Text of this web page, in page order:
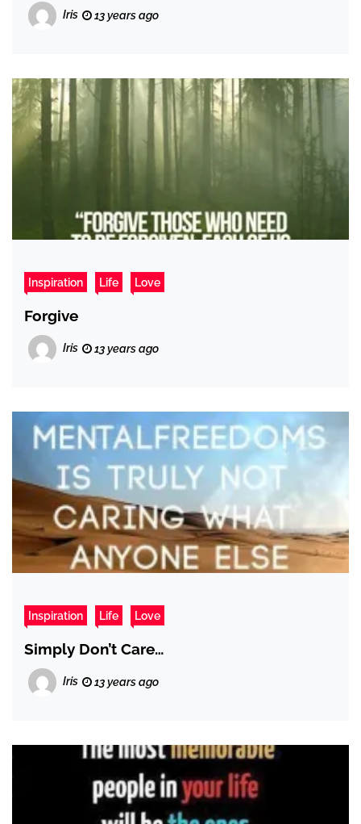
Iris 13 years ago
Inspiration Life Love
Forgive
Iris 13 years ago
Inspiration Life Love
Simply Don’t Care…
Iris 13 years ago